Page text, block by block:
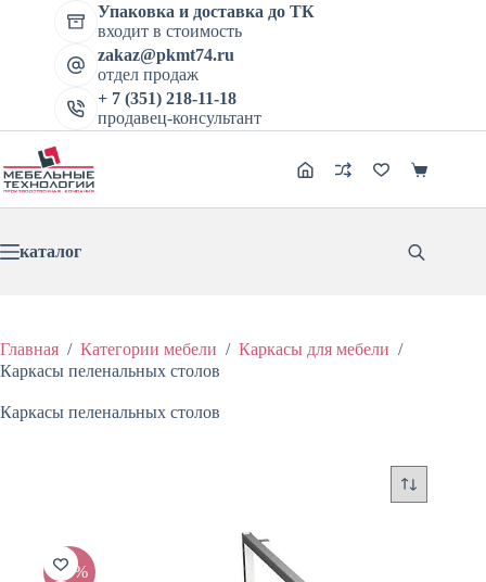
Упаковка и доставка до ТК
входит в стоимость
zakaz@pkmt74.ru
отдел продаж
+ 7 (351) 218-11-18
продавец-консультант
Корзина
каталог
Главная / Категории мебели / Каркасы для мебели /
Каркасы пеленальных столов
Каркасы пеленальных столов
-25%